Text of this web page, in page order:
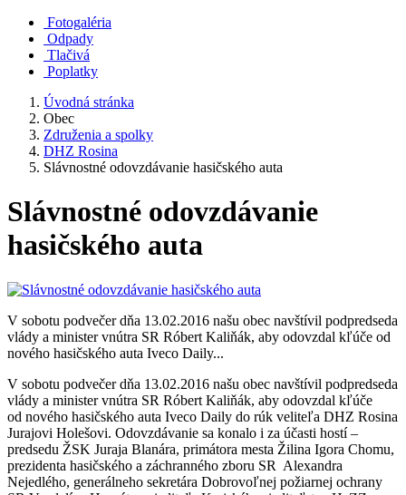
Fotogaléria
Odpady
Tlačivá
Poplatky
Úvodná stránka
Obec
Združenia a spolky
DHZ Rosina
Slávnostné odovzdávanie hasičského auta
Slávnostné odovzdávanie
hasičského auta
V sobotu podvečer dňa 13.02.2016 našu obec navštívil podpredseda
vlády a minister vnútra SR Róbert Kaliňák, aby odovzdal kľúče od
nového hasičského auta Iveco Daily...
V sobotu podvečer dňa 13.02.2016 našu obec navštívil podpredseda
vlády a minister vnútra SR Róbert Kaliňák, aby odovzdal kľúče
od nového hasičského auta Iveco Daily do rúk veliteľa DHZ Rosina
Jurajovi Holešovi. Odovzdávanie sa konalo i za účasti hostí –
predsedu ŽSK Juraja Blanára, primátora mesta Žilina Igora Chomu,
prezidenta hasičského a záchranného zboru SR Alexandra
Nejedlého, generálneho sekretára Dobrovoľnej požiarnej ochrany